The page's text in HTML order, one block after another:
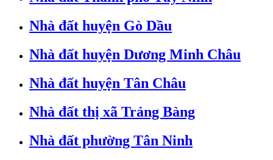
Nhà đất huyện Gò Dầu
Nhà đất huyện Dương Minh Châu
Nhà đất huyện Tân Châu
Nhà đất thị xã Trảng Bàng
Nhà đất phường Tân Ninh